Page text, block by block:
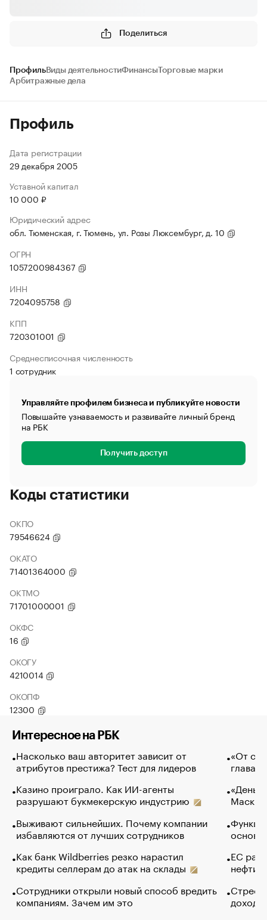
Поделиться
ПрофильВиды деятельностиФинансыТорговые марки
Арбитражные дела
Профиль
Дата регистрации
29 декабря 2005
Уставной капитал
10 000 ₽
Юридический адрес
обл. Тюменская, г. Тюмень, ул. Розы Люксембург, д. 10
ОГРН
1057200984367
ИНН
7204095758
КПП
720301001
Среднесписочная численность
1 сотрудник
Управляйте профилем бизнеса и публикуйте новости
Повышайте узнаваемость и развивайте личный бренд
на РБК
Получить доступ
Коды статистики
ОКПО
79546624
ОКАТО
71401364000
ОКТМО
71701000001
ОКФС
16
ОКОГУ
4210014
ОКОПФ
12300
Интересное на РБК
Насколько ваш авторитет зависит от
атрибутов престижа? Тест для лидеров
Казино проиграло. Как ИИ-агенты
разрушают букмекерскую индустрию
Выживают сильнейших. Почему компании
избавляются от лучших сотрудников
Как банк Wildberries резко нарастил
кредиты селлерам до атак на склады
Сотрудники открыли новый способ вредить
компаниям. Зачем им это
«От
глава
Маск в
основ
ЕС
нефти